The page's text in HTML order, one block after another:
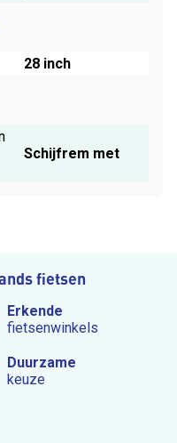
28 inch
Schijfrem met
fietsen
Erkende
fietsenwinkels
Duurzame
keuze